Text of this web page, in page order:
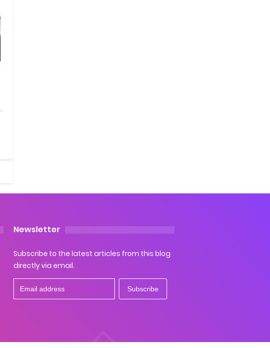
Newsletter
Subscribe to the latest articles from this blog
directly via email.